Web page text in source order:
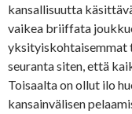
kansallisuutta
vaikea briiffata
yksityiskohtaisemmat
seuranta siten, että
Toisaalta on ollut ilo
kansainvälisen